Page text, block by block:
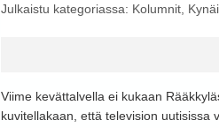
Julkaistu kategoriassa: Kolumnit,
Viime kevättalvella ei kukaan
kuvitellakaan, että television uutisissa